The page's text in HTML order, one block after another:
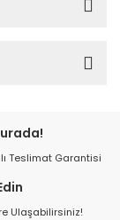
Teslimat Garantisi
Ulaşabilirsiniz!